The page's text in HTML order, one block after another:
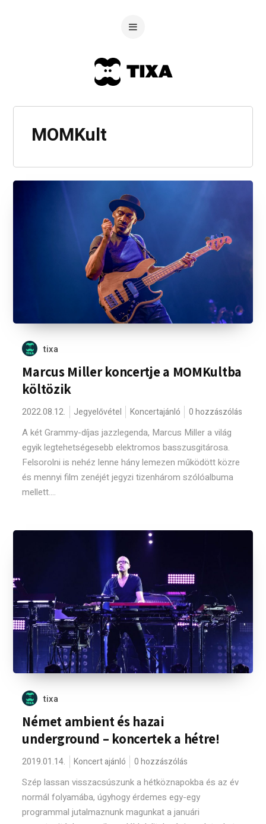
MOMKult
tixa
Marcus Miller koncertje a MOMKultba
költözik
2022.08.12. Jegyelővétel Koncertajánló 0 hozzászólás
A két Grammy-díjas jazzlegenda, Marcus Miller a világ
egyik legtehetségesebb elektromos basszusgitárosa.
Felsorolni is nehéz lenne hány lemezen működött közre
és mennyi film zenéjét jegyzi tizenhárom szólóalbuma
mellett....
tixa
Német ambient és hazai
underground – koncertek a hétre!
2019.01.14. Koncert ajánló 0 hozzászólás
Szép lassan visszacsúszunk a hétköznapokba és az év
normál folyamába, úgyhogy érdemes egy-egy
programmal jutalmaznunk magunkat a januári